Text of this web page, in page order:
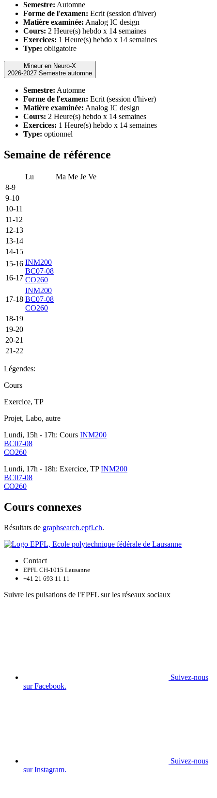
Semestre: Automne
Forme de l'examen: Ecrit (session d'hiver)
Matière examinée: Analog IC design
Cours: 2 Heure(s) hebdo x 14 semaines
Exercices: 1 Heure(s) hebdo x 14 semaines
Type: obligatoire
Mineur en Neuro-X
2026-2027 Semestre automne
Semestre: Automne
Forme de l'examen: Ecrit (session d'hiver)
Matière examinée: Analog IC design
Cours: 2 Heure(s) hebdo x 14 semaines
Exercices: 1 Heure(s) hebdo x 14 semaines
Type: optionnel
Semaine de référence
Lu Ma Me Je Ve
8-9
9-10
10-11
11-12
12-13
13-14
14-15
15-16 INM200
BC07-08
CO260
16-17
17-18
INM200
BC07-08
CO260
18-19
19-20
20-21
21-22
Légendes:
Cours
Exercice, TP
Projet, Labo, autre
Lundi, 15h - 17h: Cours INM200
BC07-08
CO260
Lundi, 17h - 18h: Exercice, TPINM200
BC07-08
CO260
Cours connexes
Résultats de graphsearch.epfl.ch.
Contact
EPFL CH-1015 Lausanne
+41 21 693 11 11
Suivre les pulsations de l'EPFL sur les réseaux sociaux
Suivez-nous
sur Facebook.
Suivez-nous
sur Instagram.